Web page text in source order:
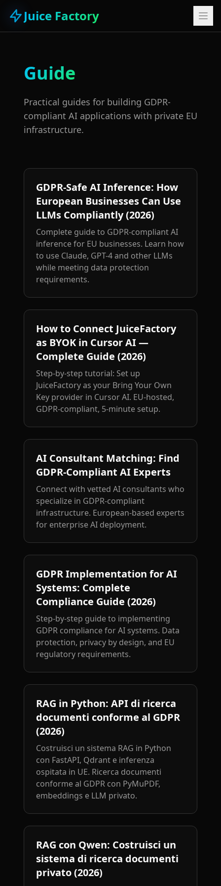
Juice Factory
Guide
Practical guides for building GDPR-
compliant AI applications with private EU
infrastructure.
GDPR-Safe AI Inference: How
European Businesses Can Use
LLMs Compliantly (2026)
Complete guide to GDPR-compliant AI
inference for EU businesses. Learn how
to use Claude, GPT-4 and other LLMs
while meeting data protection
requirements.
How to Connect JuiceFactory
as BYOK in Cursor AI —
Complete Guide (2026)
Step-by-step tutorial: Set up
JuiceFactory as your Bring Your Own
Key provider in Cursor AI. EU-hosted,
GDPR-compliant, 5-minute setup.
AI Consultant Matching: Find
GDPR-Compliant AI Experts
Connect with vetted AI consultants who
specialize in GDPR-compliant
infrastructure. European-based experts
for enterprise AI deployment.
GDPR Implementation for AI
Systems: Complete
Compliance Guide (2026)
Step-by-step guide to implementing
GDPR compliance for AI systems. Data
protection, privacy by design, and EU
regulatory requirements.
RAG in Python: API di ricerca
documenti conforme al GDPR
(2026)
Costruisci un sistema RAG in Python
con FastAPI, Qdrant e inferenza
ospitata in UE. Ricerca documenti
conforme al GDPR con PyMuPDF,
embeddings e LLM privato.
RAG con Qwen: Costruisci un
sistema di ricerca documenti
privato (2026)